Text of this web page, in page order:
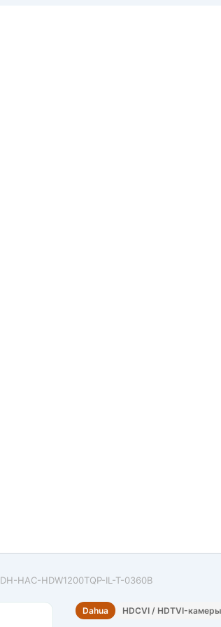
DH-HAC-HDW1200TQP-IL-T-0360B
Dahua HDCVI / HDTVI-камеры